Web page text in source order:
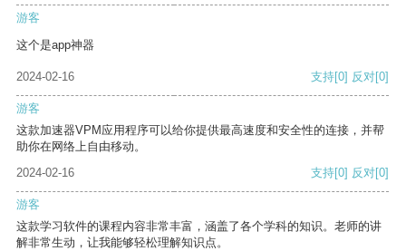
游客
这个是app神器
2024-02-16 支持[0] 反对[0]
游客
这款加速器VPM应用程序可以给你提供最高速度和安全性的连接，并帮
助你在网络上自由移动。
2024-02-16
支持[0] 反对[0]
游客
这款学习软件的课程内容非常丰富，涵盖了各个学科的知识。老师的讲
解非常生动，让我能够轻松理解知识点。